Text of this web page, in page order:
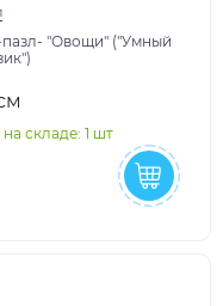
"Овощи" ("Умный
складе: 1 шт